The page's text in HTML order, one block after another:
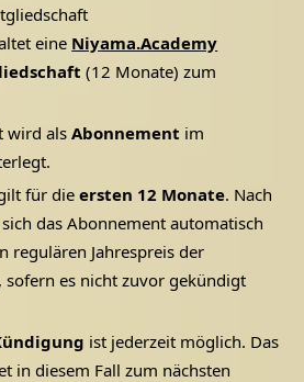
eine Niyama.Academy
(12 Monate) zum
wird als Abonnement im
für die ersten 12 Monate. Nach
das Abonnement automatisch
regulären Jahrespreis der
sofern es nicht zuvor gekündigt
ist jederzeit möglich. Das
in diesem Fall zum nächsten